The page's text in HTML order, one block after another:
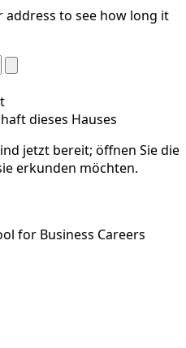
to see how long it
dieses Hauses
jetzt bereit; öffnen Sie die
erkunden möchten.
for Business Careers